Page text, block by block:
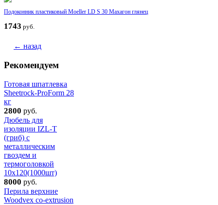
Подоконник пластиковый Moeller LD S 30 Махагон глянец
1743 руб.
← назад
Рекомендуем
Готовая шпатлевка
Sheetrock-ProForm 28
кг
2800 руб.
Дюбель для
изоляции IZL-T
(гриб) с
металлическим
гвоздем и
термоголовкой
10х120(1000шт)
8000 руб.
Перила верхние
Woodvex co-extrusion